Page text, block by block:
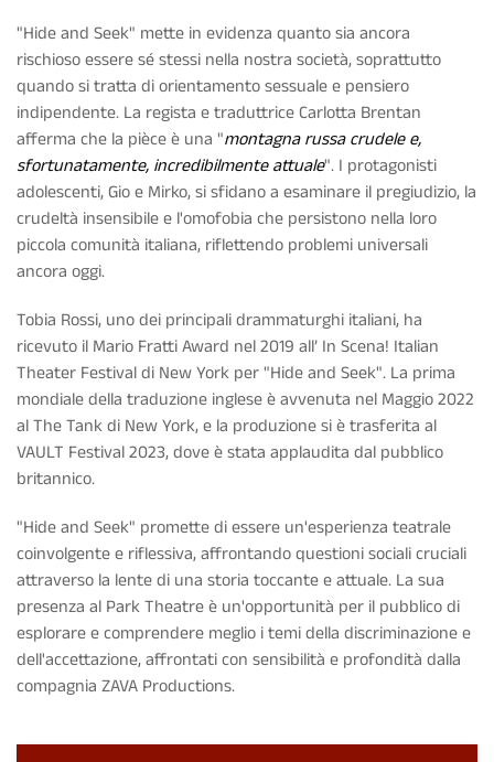
"Hide and Seek" mette in evidenza quanto sia ancora
rischioso essere sé stessi nella nostra società, soprattutto
quando si tratta di orientamento sessuale e pensiero
indipendente. La regista e traduttrice Carlotta Brentan
afferma che la pièce è una "montagna russa crudele e,
sfortunatamente, incredibilmente attuale". I protagonisti
adolescenti, Gio e Mirko, si sfidano a esaminare il pregiudizio, la
crudeltà insensibile e l'omofobia che persistono nella loro
piccola comunità italiana, riflettendo problemi universali
ancora oggi.
Tobia Rossi, uno dei principali drammaturghi italiani, ha
ricevuto il Mario Fratti Award nel 2019 all’ In Scena! Italian
Theater Festival di New York per "Hide and Seek". La prima
mondiale della traduzione inglese è avvenuta nel Maggio 2022
al The Tank di New York, e la produzione si è trasferita al
VAULT Festival 2023, dove è stata applaudita dal pubblico
britannico.
"Hide and Seek" promette di essere un'esperienza teatrale
coinvolgente e riflessiva, affrontando questioni sociali cruciali
attraverso la lente di una storia toccante e attuale. La sua
presenza al Park Theatre è un'opportunità per il pubblico di
esplorare e comprendere meglio i temi della discriminazione e
dell'accettazione, affrontati con sensibilità e profondità dalla
compagnia ZAVA Productions.